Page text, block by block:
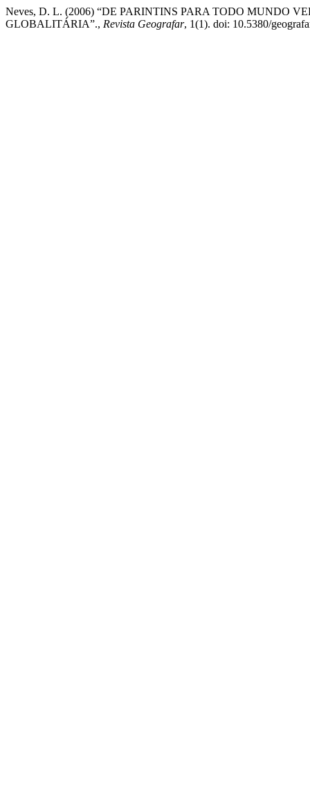
Neves, D. L. (2006) “DE PARINTINS PARA TODO MUNDO
GLOBALITÁRIA”., Revista Geografar, 1(1). doi: 10.5380/